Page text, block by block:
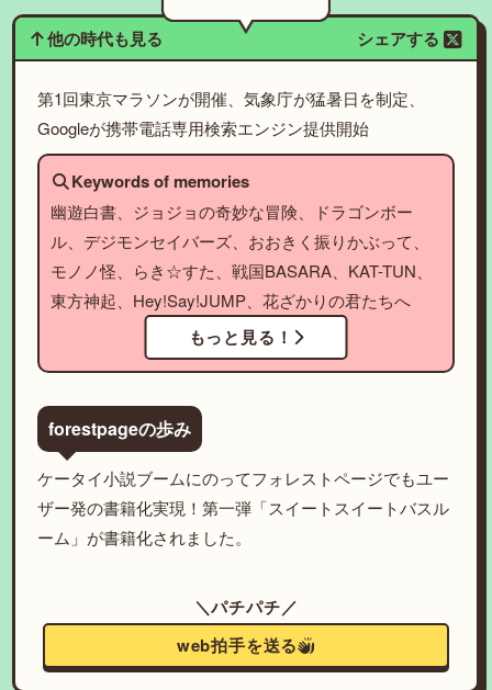
他の時代も見る シェアする
第1回東京マラソンが開催、気象庁が猛暑日を制定、
Googleが携帯電話専用検索エンジン提供開始
Keywords of memories
幽遊白書、ジョジョの奇妙な冒険、ドラゴンボー
ル、デジモンセイバーズ、おおきく振りかぶって、
モノノ怪、らき☆すた、戦国BASARA、KAT-TUN、
東方神起、Hey!Say!JUMP、花ざかりの君たちへ
もっと見る！
forestpageの歩み
ケータイ小説ブームにのってフォレストページでもユー
ザー発の書籍化実現！第一弾「スイートスイートバスル
ーム」が書籍化されました。
＼パチパチ／
web拍手を送る